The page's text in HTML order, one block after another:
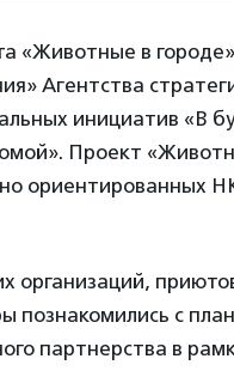
«Животные в
Агентства
инициатив «В
Проект
ориентированных
организаций,
познакомились с
партнерства в